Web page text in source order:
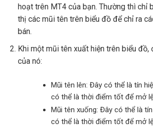
hoạt trên MT4 của bạn. Thường thì chỉ
thị các mũi tên trên biểu đồ để chỉ ra
bán.
Khi một mũi tên xuất hiện trên biểu đồ,
của nó:
Mũi tên lên: Đây có thể là tín
có thể là thời điểm tốt để mở
Mũi tên xuống: Đây có thể là
có thể là thời điểm tốt để mở